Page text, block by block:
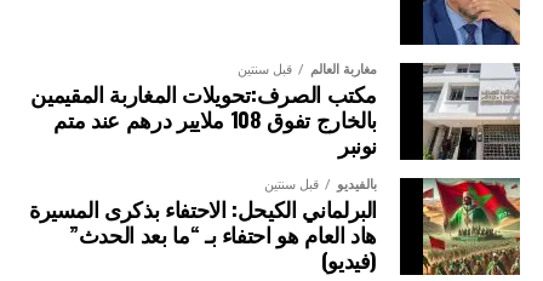
اللقاء شكل مناسبة للوقوف على القفزة النوعية المسجلة في
تبادل الزيارات الوزارية، وإثراء الإطار القانوني الذي ينظم
التعاون الثنائي، وكذا توطيد الشراكة الاقتصادية والاستثمارات،
منذ تولي السيد باسيرو ديوماي فاي، رئاسة الجمهورية السنغالية.
ويشكل انعقاد الدروة الـ 15 للجنة العليا المختلطة للشراكة
المغربية السنغالية، فرصة سانحة لتعزيز التعاون القطاعي بين
البلدين، من خلال إرساء مشاريع مهيكلة في مجالات الفلاحة،
والطاقة، والتجارة، والاقتصاد الرقمي وغيرها.
مغاربة العالم قبل سنتين
مكتب الصرف:تحويلات المغاربة المقيمين
بالخارج تفوق 108 ملايير درهم عند متم
نونبر
بالفيديو قبل سنتين
البرلماني الكيحل: الاحتفاء بذكرى المسيرة
هاد العام هو احتفاء بـ “ما بعد الحدث”
(فيديو)